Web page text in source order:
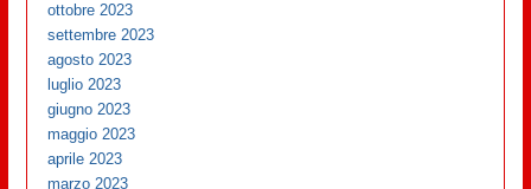
ottobre 2023
settembre 2023
agosto 2023
luglio 2023
giugno 2023
maggio 2023
aprile 2023
marzo 2023